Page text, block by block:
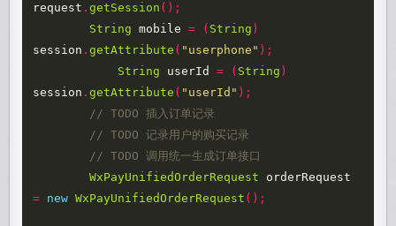
request .getSession ();
String
mobile = ( String )
session .getAttribute ( "userphone" );
String
userId = ( String )
session .getAttribute ( "userId" );
// TODO 插入订单记录
// TODO 记录用户的购买记录
// TODO 调用统一生成订单接口
WxPayUnifiedOrderRequest
orderRequest
= new WxPayUnifiedOrderRequest ();